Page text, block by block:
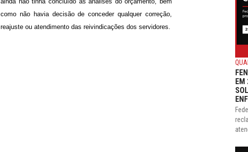
como não havia decisão de conceder qualquer correção,
reajuste ou atendimento das reivindicações dos servidores.